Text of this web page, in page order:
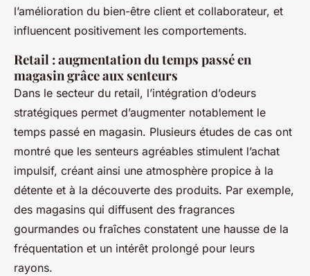
l’amélioration du bien-être client et collaborateur, et
influencent positivement les comportements.
Retail : augmentation du temps passé en
magasin grâce aux senteurs
Dans le secteur du retail, l’intégration d’odeurs
stratégiques permet d’augmenter notablement le
temps passé en magasin. Plusieurs études de cas ont
montré que les senteurs agréables stimulent l’achat
impulsif, créant ainsi une atmosphère propice à la
détente et à la découverte des produits. Par exemple,
des magasins qui diffusent des fragrances
gourmandes ou fraîches constatent une hausse de la
fréquentation et un intérêt prolongé pour leurs
rayons.